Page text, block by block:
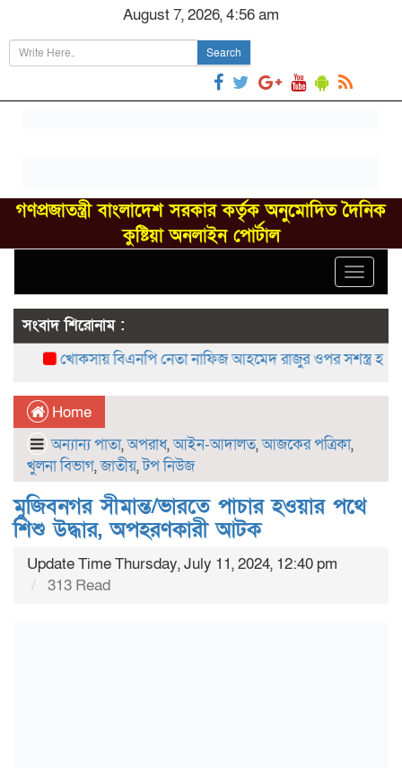
August 7, 2026, 4:56 am
Search
গণপ্রজাতন্ত্রী বাংলাদেশ সরকার কর্তৃক অনুমোদিত দৈনিক
কুষ্টিয়া অনলাইন পোর্টাল
Toggle
সংবাদ শিরোনাম :
খোকসায় বিএনপি নেতা নাফিজ আহমেদ রাজুর ওপর সশস্ত্র
Home
অন্যান্য পাতা,অপরাধ,আইন-আদালত,আজকের পত্রিকা,
খুলনা বিভাগ,জাতীয়,টপ নিউজ
মুজিবনগর সীমান্ত/ভারতে পাচার হওয়ার পথে
শিশু উদ্ধার, অপহরণকারী আটক
Update Time Thursday, July 11, 2024, 12:40 pm
313 Read